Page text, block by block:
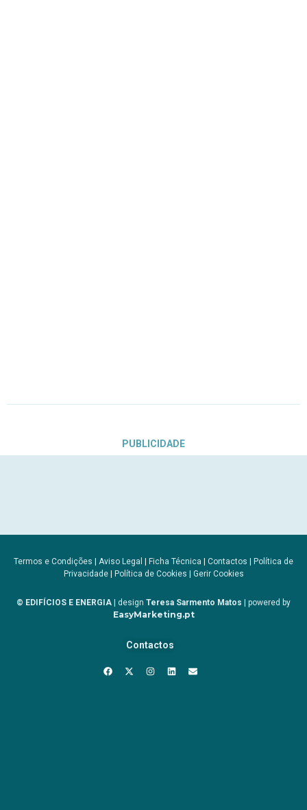
PUBLICIDADE
Termos e Condições | Aviso Legal | Ficha Técnica | Contactos | Política de
Privacidade| Política de Cookies | Gerir Cookies
© EDIFÍCIOS E ENERGIA | design Teresa Sarmento Matos | powered by
EasyMarketing.pt
Contactos